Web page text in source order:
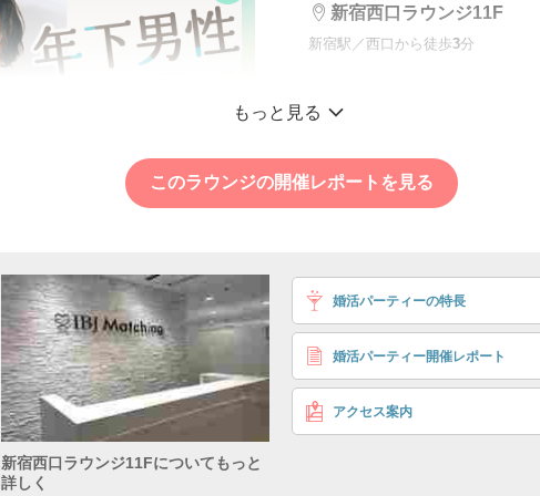
新宿西口ラウンジ11F
新宿駅／西口から徒歩3分
＼本数限定の人気企画
氏
男性
異性の好み 年上女性
33〜39歳
もっと見る
このラウンジの開催レポートを見る
新宿西口ラウンジ11Fについてもっと
詳しく
婚活パーティーの特長
婚活パーティー開催レポート
アクセス案内